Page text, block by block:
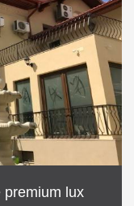
premium lux